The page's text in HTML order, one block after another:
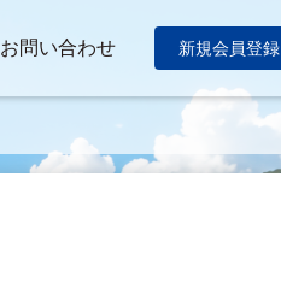
お問い合わせ 新規会員登録